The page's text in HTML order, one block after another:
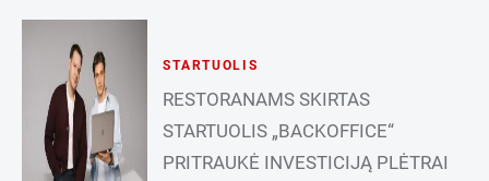
STARTUOLIS
RESTORANAMS SKIRTAS
STARTUOLIS „BACKOFFICE“
PRITRAUKĖ INVESTICIJĄ PLĖTRAI